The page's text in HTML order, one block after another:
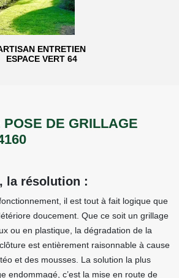
ENTRETIEN
ESPACE VERT 64
POSE DE GRILLAGE
la résolution :
il est tout à fait logique que
doucement. Que ce soit un grillage
ou en plastique, la dégradation de la
est entièrement raisonnable à cause
et des mousses. La solution la plus
endommagé, c’est la mise en route de